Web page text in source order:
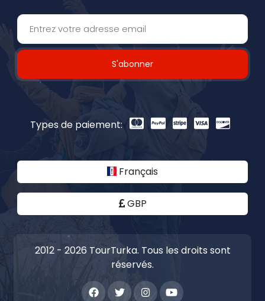
S'abonner
Types de paiement:
Français
GBP
2012 - 2026 TourTurka. Tous les droits sont
réservés.